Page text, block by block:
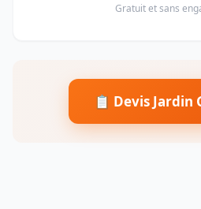
Gratuit et sans
📋 Devis